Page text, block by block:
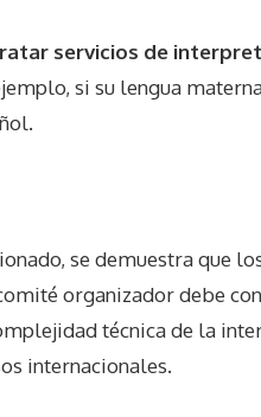
servicios de
si su lengua
se demuestra que
organizador debe
técnica de la
internacionales.